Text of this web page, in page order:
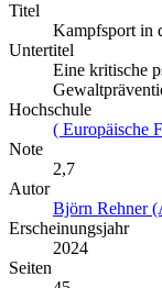
Titel
Kampfsport in
Untertitel
Eine kritische
Hochschule
( Europäische
Note
2,7
Autor
Björn Rehner
Erscheinungsjahr
2024
Seiten